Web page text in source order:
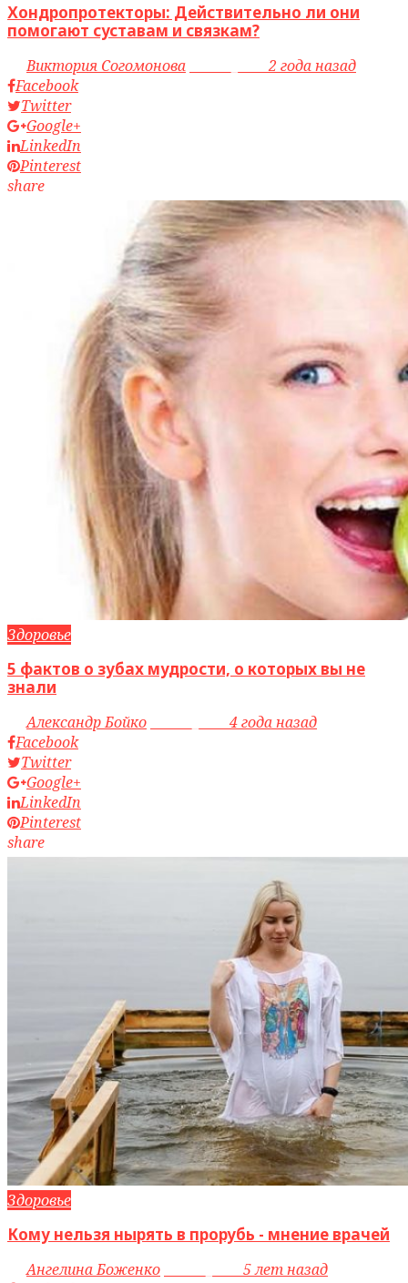
Хондропротекторы: Действительно ли они
помогают суставам и связкам?
byВиктория Согомонова access_time2 года назад
Facebook
Twitter
Google+
LinkedIn
Pinterest
share
Здоровье
5 фактов о зубах мудрости, о которых вы не
знали
byАлександр Бойко
4 года назад
Facebook
Twitter
Google+
LinkedIn
Pinterest
share
Здоровье
Кому нельзя нырять в прорубь - мнение врачей
byАнгелина Боженко
5 лет назад